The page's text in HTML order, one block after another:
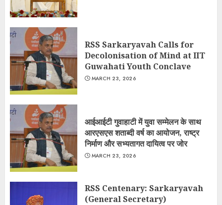
RSS Sarkaryavah Calls for
Decolonisation of Mind at IIT
Guwahati Youth Conclave
MARCH 23, 2026
आईआईटी गुवाहाटी में युवा सम्मेलन के साथ
आरएसएस शताब्दी वर्ष का आयोजन, राष्ट्र
निर्माण और सभ्यतागत दायित्व पर जोर
MARCH 23, 2026
RSS Centenary: Sarkaryavah
(General Secretary)